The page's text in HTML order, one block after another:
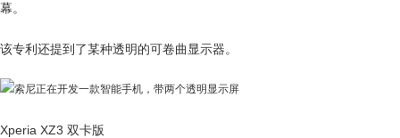
幕。
该专利还提到了某种透明的可卷曲显示器。
Xperia XZ3 双卡版